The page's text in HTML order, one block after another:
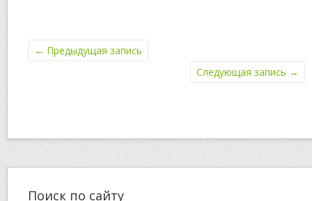
← Предыдущая запись
Следующая запись →
Поиск по сайту